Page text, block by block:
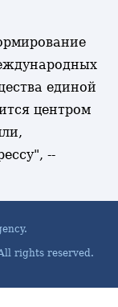
единой
центром
--
rights reserved.